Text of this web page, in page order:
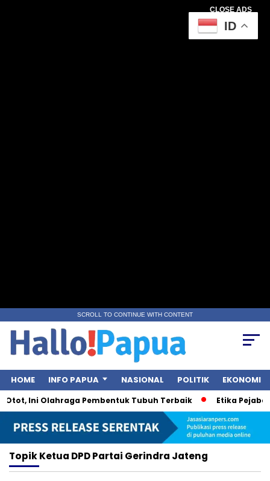
CLOSE ADS
SCROLL TO CONTINUE WITH CONTENT
HOME INFO PAPUA NASIONAL POLITIK EKONOMI
Ini Olahraga Pembentuk Tubuh Terbaik Etika
TopikKetua DPD Partai Gerindra Jateng
ID